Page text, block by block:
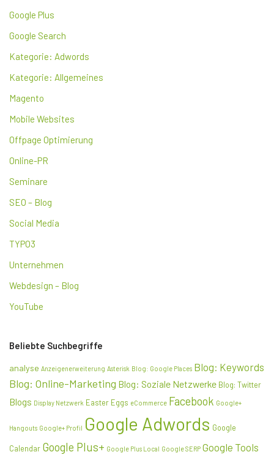
Google Plus
Google Search
Kategorie: Adwords
Kategorie: Allgemeines
Magento
Mobile Websites
Offpage Optimierung
Online-PR
Seminare
SEO – Blog
Social Media
TYPO3
Unternehmen
Webdesign – Blog
YouTube
Beliebte Suchbegriffe
analyse Anzeigenerweiterung Asterisk Blog: Google Places Blog: Keywords
Blog: Online-Marketing Blog: Soziale Netzwerke Blog: Twitter
Blogs Display Netzwerk Easter Eggs eCommerce Facebook Google+
Hangouts Google+ Profil Google Adwords Google
Calendar Google Plus+ Google Plus Local Google SERP Google Tools